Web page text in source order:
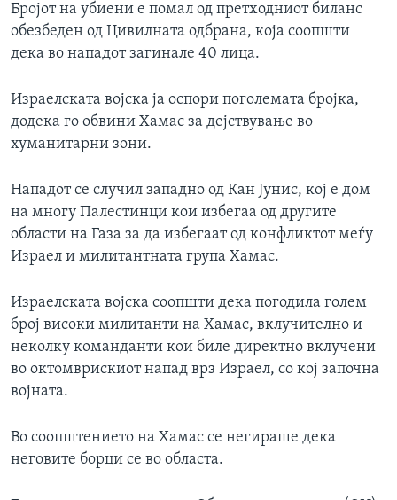
Бројот на убиени е помал од претходниот биланс
обезбеден од Цивилната одбрана, која соопшти
дека во нападот загинале 40 лица.
Израелската војска ја оспори поголемата бројка,
додека го обвини Хамас за дејствување во
хуманитарни зони.
Нападот се случил западно од Кан Јунис, кој е дом
на многу Палестинци кои избегаа од другите
области на Газа за да избегаат од конфликтот меѓу
Израел и милитантната група Хамас.
Израелската војска соопшти дека погодила голем
број високи милитанти на Хамас, вклучително и
неколку команданти кои биле директно вклучени
во октомврискиот напад врз Израел, со кој започна
војната.
Во соопштението на Хамас се негираше дека
неговите борци се во областа.